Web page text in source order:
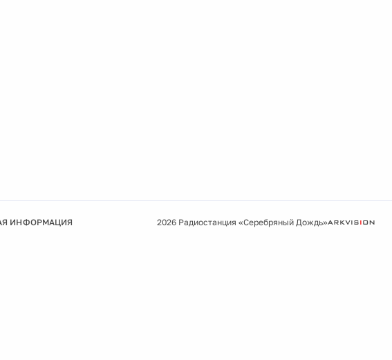
ИНФОРМАЦИЯ 2026 Радиостанция «Серебряный Дождь»